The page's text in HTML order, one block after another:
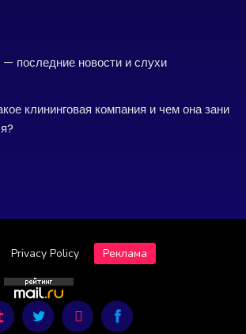
последние новости и слухи
клининговая компания и чем она зани
Privacy Policy Реклама